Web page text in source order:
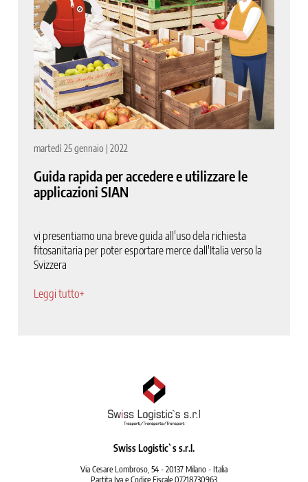
martedì 25 gennaio | 2022
Guida rapida per accedere e utilizzare le
applicazioni SIAN
vi presentiamo una breve guida all'uso dela richiesta
fitosanitaria per poter esportare merce dall'Italia verso la
Svizzera
Leggi tutto+
Swiss Logistic`s s.r.l.
Via Cesare Lombroso, 54 - 20137 Milano - Italia
Partita Iva e Codice Fiscale 07218730963